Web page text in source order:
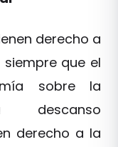
derecho a
que el
sobre la
derecho a la